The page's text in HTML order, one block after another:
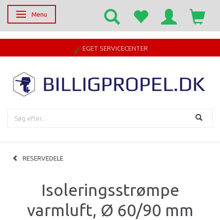
Skifte navigation
Menu
EGET SERVICECENTER
RESERVEDELE
Isoleringsstrømpe
varmluft, Ø 60/90 mm